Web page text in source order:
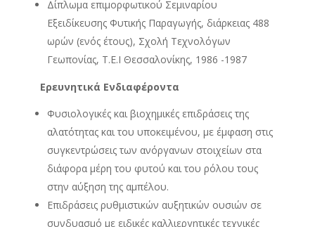
Δίπλωμα επιμορφωτικού Σεμιναρίου
Εξειδίκευσης Φυτικής Παραγωγής, διάρκειας 488
ωρών (ενός έτους), Σχολή Τεχνολόγων
Γεωπονίας, Τ.Ε.Ι Θεσσαλονίκης, 1986 -1987
Ερευνητικά Ενδιαφέροντα
Φυσιολογικές και βιοχημικές επιδράσεις της
αλατότητας και του υποκειμένου, με έμφαση στις
συγκεντρώσεις των ανόργανων στοιχείων στα
διάφορα μέρη του φυτού και του ρόλου τους
στην αύξηση της αμπέλου.
Επιδράσεις ρυθμιστικών αυξητικών ουσιών σε
συνδυασμό με ειδικές καλλιεργητικές τεχνικές